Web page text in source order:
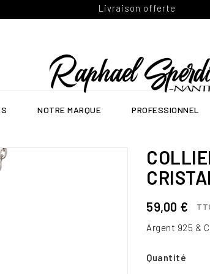
Livraison offerte
NOTRE MARQUE PROFESSIONNEL
59,00 €
Argent 925 &
Quantité